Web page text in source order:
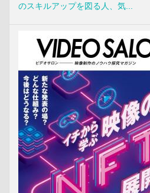
のスキルアップを図る人、気...